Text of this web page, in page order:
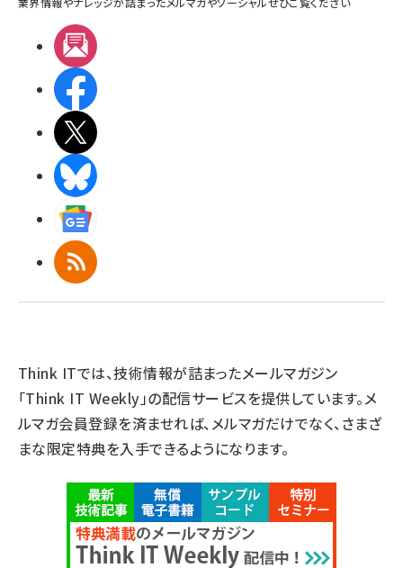
RSS
Think ITでは、技術情報が詰まったメールマガジン
「Think IT Weekly」の配信サービスを提供しています。メ
ルマガ会員登録を済ませれば、メルマガだけでなく、さまざ
まな限定特典を入手できるようになります。